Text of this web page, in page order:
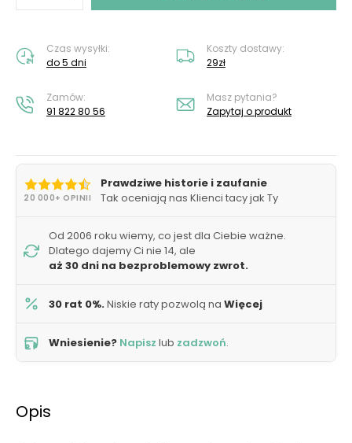
Czas wysyłki:
do 5 dni
Koszty dostawy:
29zł
Zamów:
91 822 80 56
Masz pytania?
Zapytaj o produkt
20 000+ OPINII
Prawdziwe historie i zaufanie
Tak oceniają nas Klienci tacy jak Ty
Od 2006 roku wiemy, co jest dla Ciebie ważne.
Dlatego dajemy Ci nie 14, ale
aż 30 dni na bezproblemowy zwrot.
30 rat 0%.Niskie raty pozwolą na Więcej
Wniesienie? Napisz lub zadzwoń.
Opis